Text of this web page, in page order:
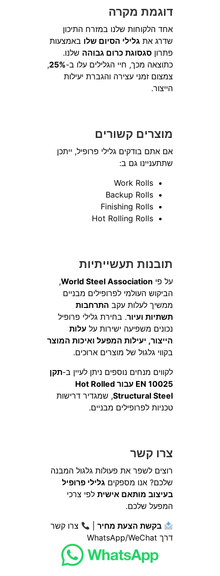
דוגמת מקרה
אחד הלקוחות שלנו במזרח התיכון
שדרג את גלילי הסיום שלו באמצעות
פתרון סגסוגת כרום גבוהה שלנו.
כתוצאה מכך, חיי הגלילים עלו ב-25%
,
צמצום זמני עצירה והגברת יעילות
הייצור.
מוצרים קשורים
אם אתם בודקים גלילי פרופיל, ייתכן
שתתעניינו גם ב:
Work Rolls
Backup Rolls
Finishing Rolls
Hot Rolling Rolls
תובנות תעשייתיות
על פי World Steel Association
,
הביקוש העולמי לפרופילים מבניים
ממשיך לעלות עקב התרחבות
תשתיות ועיור. בחירת גלילי פרופיל
נכונים משפיעה ישירות על עלות
הייצור, יעילות המפעל ואיכות המוצר
בקווי גלגול של מוצרים ארוכים.
לקווים מנחים נוספים ניתן לעיין ב-תקן
EN 10025 עבור Hot Rolled
Structural Steel, שמגדיר דרישות
טכניות לפרופילים מבניים.
צרו קשר
רוצים לשפר את פעולות גלגול המבנה
שלכם? אנו מספקים גלילי פרופיל
בעיצוב מותאם אישיתלפי צרכי
המפעל שלכם.
בקשת הצעת מחיר
צרו קשר
דרך WhatsApp/WeChat